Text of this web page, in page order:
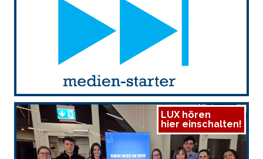
LUX hören
hier einschalten!